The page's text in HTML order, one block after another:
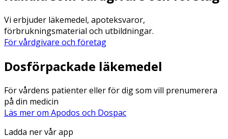
Vi erbjuder läkemedel, apoteksvaror,
förbrukningsmaterial och utbildningar.
För vårdgivare och företag
Dosförpackade läkemedel
För vårdens patienter eller för dig som vill prenumerera
på din medicin
Läs mer om Apodos och Dospac
Ladda ner vår app